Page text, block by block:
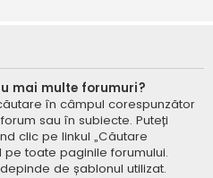
mai multe forumuri?
în câmpul corespunzător
sau în subiecte. Puteți
clic pe linkul „Căutare
toate paginile forumului.
de șablonul utilizat.